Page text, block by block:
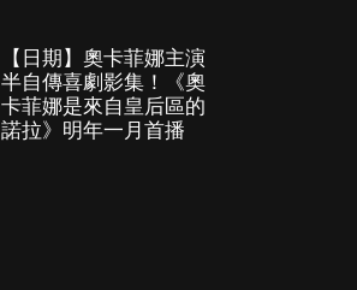
【日期】奧卡菲娜主演
半自傳喜劇影集！《奧
卡菲娜是來自皇后區的
諾拉》明年一月首播